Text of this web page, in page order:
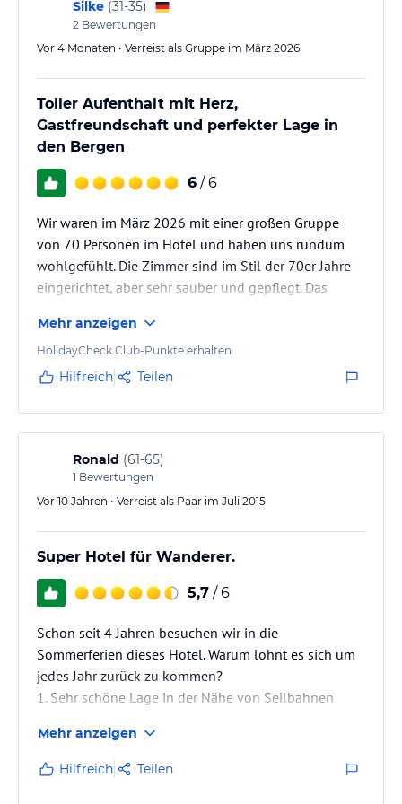
Allgemeine und unverbindliche
Hoteliers-/Veranstalter-/Kataloginformationen. Alle Angaben
ohne Gewähr und ohne Prüfung durch HolidayCheck. Bitte
lies vor der Buchung die verbindlichen
jeweiligen Veranstalters.
Silke (31-35)
2 Bewertungen
Vor 4 Monaten • Verreist als Gruppe im März 2026
Toller Aufenthalt mit Herz,
Gastfreundschaft und perfekter Lage in
den Bergen
6 / 6
Wir waren im März 2026 mit einer großen Gruppe
von 70 Personen im Hotel und haben uns rundum
wohlgefühlt. Die Zimmer sind im Stil der 70er Jahre
eingerichtet, aber sehr sauber und gepflegt. Das
zuvorkommend. Frühstück und Abendessen waren
sehr lecker – alles frisch, geschmackvoll und es
wurde immer aufmerksam nach Nachschlag gefragt.
700 m fußläufig entfernt und direkt oberhalb des
Hotels (ca. 50 m) befindet sich…
Mehr anzeigen
HolidayCheck Club-Punkte erhalten
Hilfreich Teilen
Ronald (61-65)
1 Bewertungen
Vor 10 Jahren • Verreist als Paar im Juli 2015
Super Hotel für Wanderer.
5,7 / 6
Schon seit 4 Jahren besuchen wir in die
Sommerferien dieses Hotel. Warum lohnt es sich um
jedes Jahr zurück zu kommen?
1. Sehr schöne Lage in der Nähe von Seilbahnen
2. Freundliche Bedienung
3. Gute Mahlzeiten
4. Viele Wandelmöglichkeiten
Mehr anzeigen
Hilfreich Teilen